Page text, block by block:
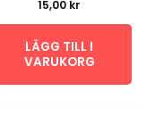
15,00 kr
LÄGG TILL I
VARUKORG